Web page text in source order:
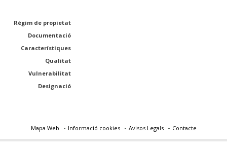
Règim de propietat
Documentació
Característiques
Qualitat
Vulnerabilitat
Designació
Mapa Web Informació cookies Avisos Legals Contacte